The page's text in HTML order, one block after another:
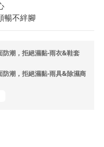
暢不絆腳
防潮，拒絕濕黏-雨衣&鞋套
防潮，拒絕濕黏-雨具&除濕商